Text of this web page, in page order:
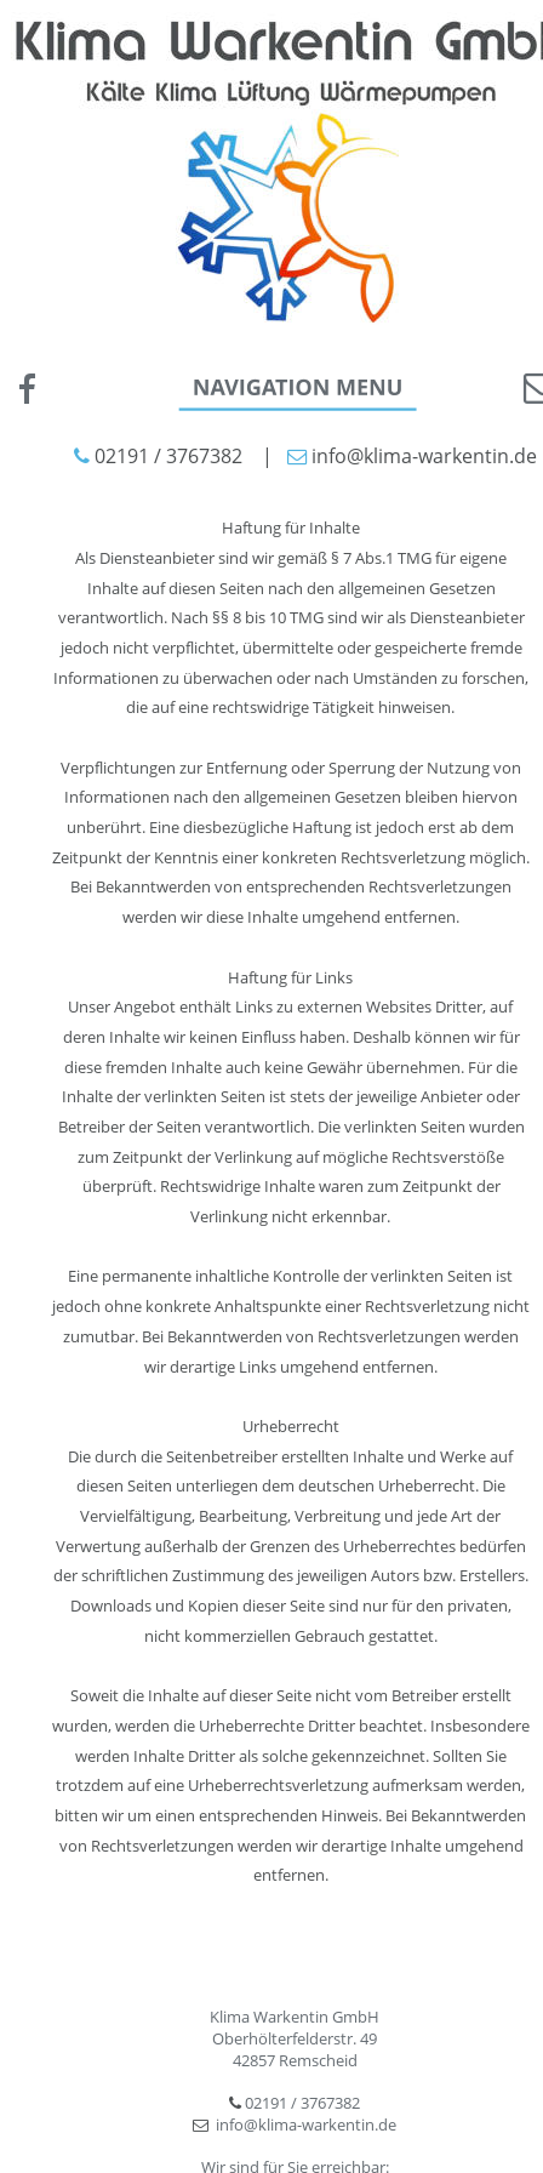
 02191 / 3767382    |  info@klima-warkentin.de
Klima Warkentin GmbH
Oberhölterfelderstr. 49
42857 Remscheid
 02191 / 3767382
 info@klima-warkentin.de
Wir sind für Sie erreichbar:
Haftung für Inhalte
Als Diensteanbieter sind wir gemäß § 7 Abs.1 TMG für eigene
Inhalte auf diesen Seiten nach den allgemeinen Gesetzen
verantwortlich. Nach §§ 8 bis 10 TMG sind wir als Diensteanbieter
jedoch nicht verpflichtet, übermittelte oder gespeicherte fremde
Informationen zu überwachen oder nach Umständen zu forschen,
die auf eine rechtswidrige Tätigkeit hinweisen.
Verpflichtungen zur Entfernung oder Sperrung der Nutzung von
Informationen nach den allgemeinen Gesetzen bleiben hiervon
unberührt. Eine diesbezügliche Haftung ist jedoch erst ab dem
Zeitpunkt der Kenntnis einer konkreten Rechtsverletzung möglich.
Bei Bekanntwerden von entsprechenden Rechtsverletzungen
werden wir diese Inhalte umgehend entfernen.
Haftung für Links
Unser Angebot enthält Links zu externen Websites Dritter, auf
deren Inhalte wir keinen Einfluss haben. Deshalb können wir für
diese fremden Inhalte auch keine Gewähr übernehmen. Für die
Inhalte der verlinkten Seiten ist stets der jeweilige Anbieter oder
Betreiber der Seiten verantwortlich. Die verlinkten Seiten wurden
zum Zeitpunkt der Verlinkung auf mögliche Rechtsverstöße
überprüft. Rechtswidrige Inhalte waren zum Zeitpunkt der
Verlinkung nicht erkennbar.
Eine permanente inhaltliche Kontrolle der verlinkten Seiten ist
jedoch ohne konkrete Anhaltspunkte einer Rechtsverletzung nicht
zumutbar. Bei Bekanntwerden von Rechtsverletzungen werden
wir derartige Links umgehend entfernen.
Urheberrecht
Die durch die Seitenbetreiber erstellten Inhalte und Werke auf
diesen Seiten unterliegen dem deutschen Urheberrecht. Die
Vervielfältigung, Bearbeitung, Verbreitung und jede Art der
Verwertung außerhalb der Grenzen des Urheberrechtes bedürfen
der schriftlichen Zustimmung des jeweiligen Autors bzw. Erstellers.
Downloads und Kopien dieser Seite sind nur für den privaten,
nicht kommerziellen Gebrauch gestattet.
Soweit die Inhalte auf dieser Seite nicht vom Betreiber erstellt
wurden, werden die Urheberrechte Dritter beachtet. Insbesondere
werden Inhalte Dritter als solche gekennzeichnet. Sollten Sie
trotzdem auf eine Urheberrechtsverletzung aufmerksam werden,
bitten wir um einen entsprechenden Hinweis. Bei Bekanntwerden
von Rechtsverletzungen werden wir derartige Inhalte umgehend
entfernen.